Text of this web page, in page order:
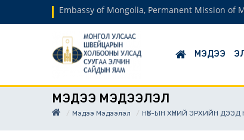
Embassy of Mongolia, Permanent Mission of
МЭДЭЭ
МЭДЭЭ МЭДЭЭЛЭЛ
Мэдээ Мэдээлэл НҮБ-ЫН ХҮНИЙ ЭРХИЙН